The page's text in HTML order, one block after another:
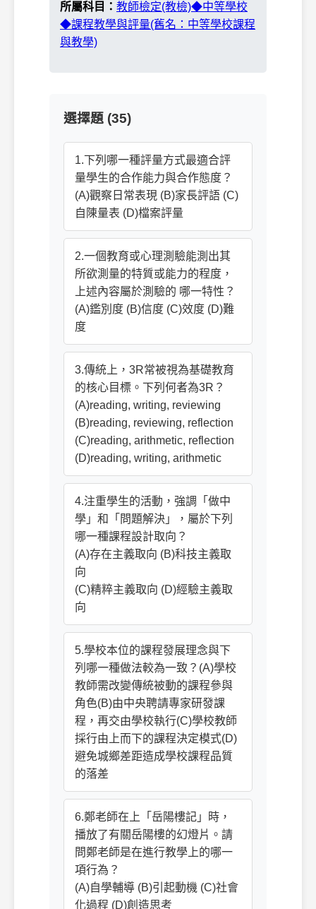
所屬科目： 教師檢定(教檢)◆中等學校
◆課程教學與評量(舊名：中等學校課程
與教學)
選擇題 (35)
1.下列哪一種評量方式最適合評
量學生的合作能力與合作態度？
(A)觀察日常表現 (B)家長評語 (C)
自陳量表 (D)檔案評量
2.一個教育或心理測驗能測出其
所欲測量的特質或能力的程度，
上述內容屬於測驗的 哪一特性？
(A)鑑別度 (B)信度 (C)效度 (D)難
度
3.傳統上，3R常被視為基礎教育
的核心目標。下列何者為3R？
(A)reading, writing, reviewing
(B)reading, reviewing, reflection
(C)reading, arithmetic, reflection
(D)reading, writing, arithmetic
4.注重學生的活動，強調「做中
學」和「問題解決」，屬於下列
哪一種課程設計取向？
(A)存在主義取向 (B)科技主義取
向
(C)精粹主義取向 (D)經驗主義取
向
5.學校本位的課程發展理念與下
列哪一種做法較為一致？(A)學校
教師需改變傳統被動的課程參與
角色(B)由中央聘請專家研發課
程，再交由學校執行(C)學校教師
採行由上而下的課程決定模式(D)
避免城鄉差距造成學校課程品質
的落差
6.鄭老師在上「岳陽樓記」時，
播放了有關岳陽樓的幻燈片。請
問鄭老師是在進行教學上的哪一
項行為？
(A)自學輔導 (B)引起動機 (C)社會
化過程 (D)創造思考